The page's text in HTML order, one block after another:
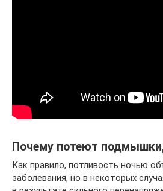
Почему потеют
Как правило, потливость ночью
заболевания, но в некоторых